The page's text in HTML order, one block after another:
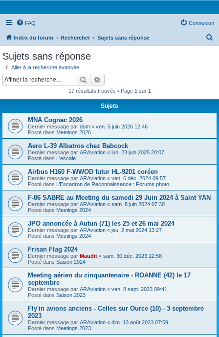
FAQ Connexion
Index du forum Rechercher Sujets sans réponse
Sujets sans réponse
Aller à la recherche avancée
Rechercher
17 résultats trouvés • Page 1 sur 1
Sujets
MNA Cognac 2026
Dernier message par dom « ven. 5 juin 2026 12:46
Posté dans Meetings 2026
Aero L-39 Albatros chez Babcock
Dernier message par ARAviation « lun. 23 juin 2025 20:07
Posté dans L'escale
Airbus H160 F-WWOD futur HL-9201 coréen
Dernier message par ARAviation « ven. 6 déc. 2024 09:57
Posté dans L’Escadron de Reconnaissance : Forums photo
F-86 SABRE au Meeting du samedi 29 Juin 2024 à Saint YAN
Dernier message par ARAviation « sam. 8 juin 2024 07:30
Posté dans Meetings 2024
JPO annoncée à Autun (71) les 25 et 26 mai 2024
Dernier message par ARAviation « jeu. 2 mai 2024 13:27
Posté dans Meetings 2024
Frisan Flag 2024
Dernier message par Maudit « sam. 30 déc. 2023 12:58
Posté dans Saison 2024
Meeting aérien du cinquantenaire - ROANNE (42) le 17
septembre
Dernier message par ARAviation « ven. 8 sept. 2023 09:41
Posté dans Saison 2023
Fly'in avions anciens - Celles sur Ource (10) - 3 septembre
2023
Dernier message par ARAviation « dim. 13 août 2023 07:59
Posté dans Meetings 2023